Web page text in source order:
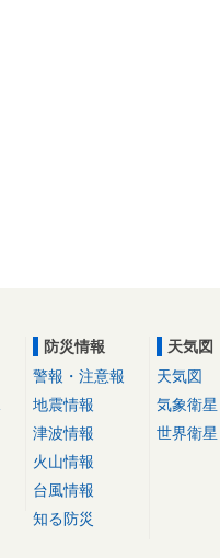
防災情報
警報・注意報
地震情報
津波情報
火山情報
台風情報
知る防災
天気図
天気図
気象衛星
世界衛星